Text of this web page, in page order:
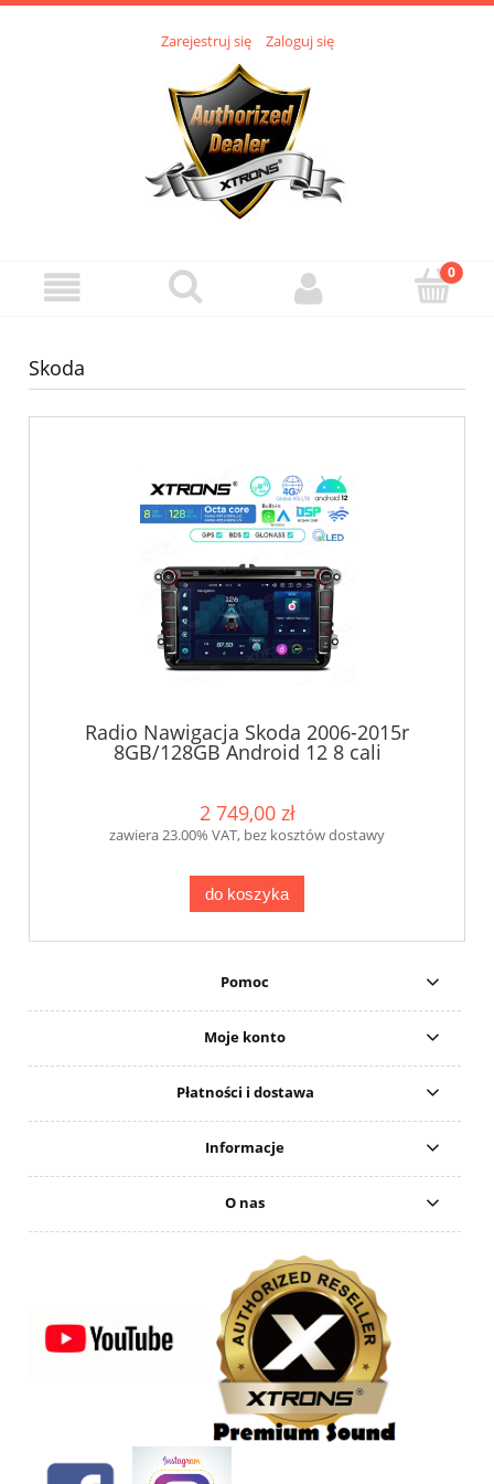
Zarejestruj się Zaloguj się
Skoda
Radio Nawigacja Skoda 2006-2015r
8GB/128GB Android 12 8 cali
2 749,00 zł
zawiera 23.00% VAT, bez kosztów dostawy
do koszyka
Pomoc
Moje konto
Płatności i dostawa
Informacje
O nas